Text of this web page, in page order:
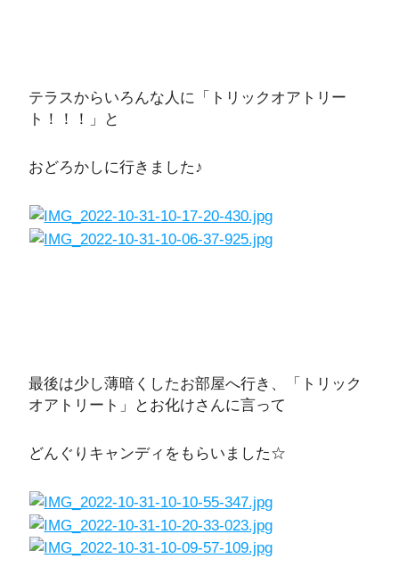
テラスからいろんな人に「トリックオアトリー
ト！！！」と
おどろかしに行きました♪
最後は少し薄暗くしたお部屋へ行き、「トリック
オアトリート」とお化けさんに言って
どんぐりキャンディをもらいました☆